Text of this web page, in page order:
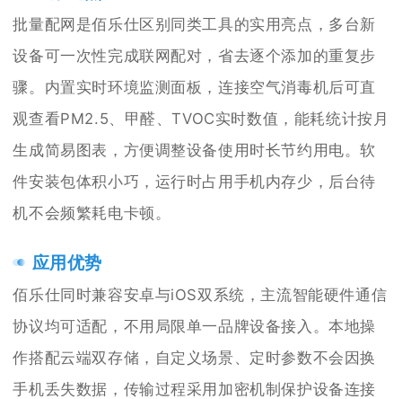
批量配网是佰乐仕区别同类工具的实用亮点，多台新
设备可一次性完成联网配对，省去逐个添加的重复步
骤。内置实时环境监测面板，连接空气消毒机后可直
观查看PM2.5、甲醛、TVOC实时数值，能耗统计按月
生成简易图表，方便调整设备使用时长节约用电。软
件安装包体积小巧，运行时占用手机内存少，后台待
机不会频繁耗电卡顿。
应用优势
佰乐仕同时兼容安卓与iOS双系统，主流智能硬件通信
协议均可适配，不用局限单一品牌设备接入。本地操
作搭配云端双存储，自定义场景、定时参数不会因换
手机丢失数据，传输过程采用加密机制保护设备连接